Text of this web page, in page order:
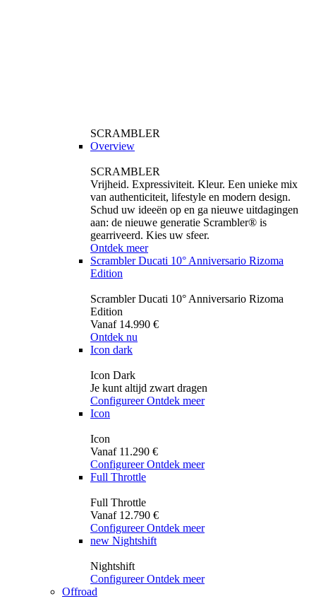
SCRAMBLER
Overview
SCRAMBLER
Vrijheid. Expressiviteit. Kleur. Een unieke mix
van authenticiteit, lifestyle en modern design.
Schud uw ideeën op en ga nieuwe uitdagingen
aan: de nieuwe generatie Scrambler® is
gearriveerd. Kies uw sfeer.
Ontdek meer
Scrambler Ducati 10° Anniversario Rizoma
Edition
Scrambler Ducati 10° Anniversario Rizoma
Edition
Vanaf 14.990 €
Ontdek nu
Icon dark
Icon Dark
Je kunt altijd zwart dragen
Configureer Ontdek meer
Icon
Icon
Vanaf 11.290 €
Configureer Ontdek meer
Full Throttle
Full Throttle
Vanaf 12.790 €
Configureer Ontdek meer
new Nightshift
Nightshift
Configureer Ontdek meer
Offroad